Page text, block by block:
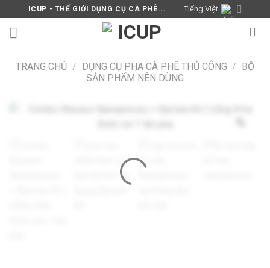
to
content
ICUP - THẾ GIỚI DỤNG CỤ CÀ PHÊ... Tiếng Việt
TRANG CHỦ / DỤNG CỤ PHA CÀ PHÊ THỦ CÔNG / BỘ
SẢN PHẨM NÊN DÙNG